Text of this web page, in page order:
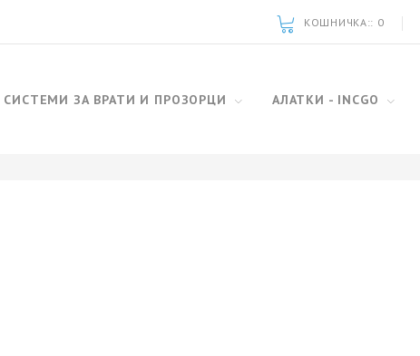
КОШНИЧКА:: 0
СИСТЕМИ ЗА ВРАТИ И ПРОЗОРЦИ АЛАТКИ - INCGO